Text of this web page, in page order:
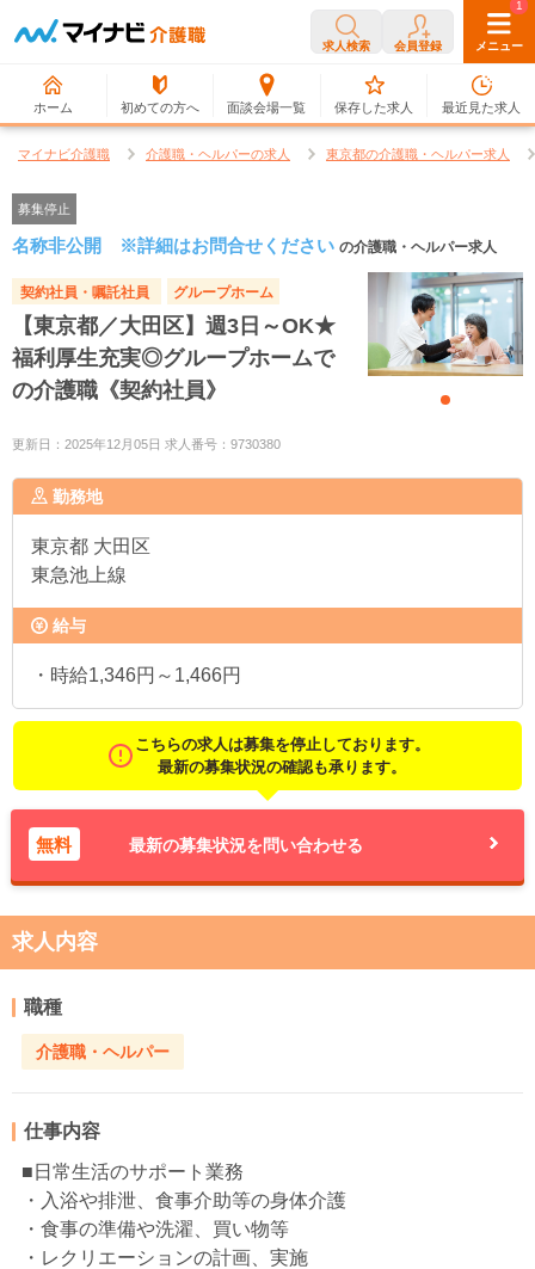
求人検索 会員登録 メニュー
ホーム 初めての方へ 面談会場一覧
0
保存した求人
1
最近見た求人
マイナビ介護職 介護職・ヘルパーの求人 東京都の介護職・ヘルパー求人
募集停止
名称非公開 ※詳細はお問合せください の介護職・ヘルパー求人
契約社員・嘱託社員 グループホーム
【東京都／大田区】週3日～OK★
福利厚生充実◎グループホームで
の介護職《契約社員》
更新日：2025年12月05日 求人番号：9730380
勤務地
東京都 大田区
東急池上線
給与
・時給1,346円～1,466円
こちらの求人は募集を停止しております。
最新の募集状況の確認も承ります。
無料 最新の募集状況を問い合わせる
求人内容
職種
介護職・ヘルパー
仕事内容
■日常生活のサポート業務
・入浴や排泄、食事介助等の身体介護
・食事の準備や洗濯、買い物等
・レクリエーションの計画、実施